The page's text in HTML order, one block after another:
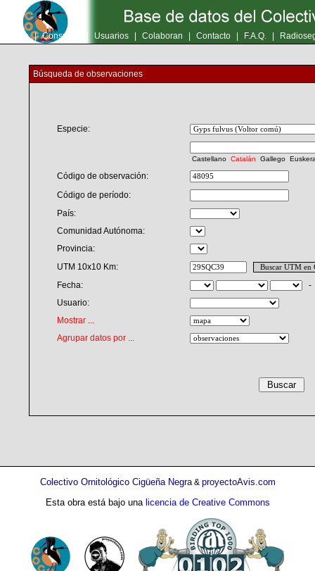
Inicio | Consultas Usuarios Colaboran Contacto F.A.Q.
Búsqueda de observaciones
Especie:
Castellano Catalán Gallego
Código de observación:
Código de período:
País:
Comunidad Autónoma:
Provincia:
UTM 10x10 Km:
Fecha:
Usuario:
Mostrar ...
Agrupar datos por ...
Colectivo Ornitológico Cigüeña Negra& proyectoAvis.com
Esta obra está bajo una licencia de Creative Commons